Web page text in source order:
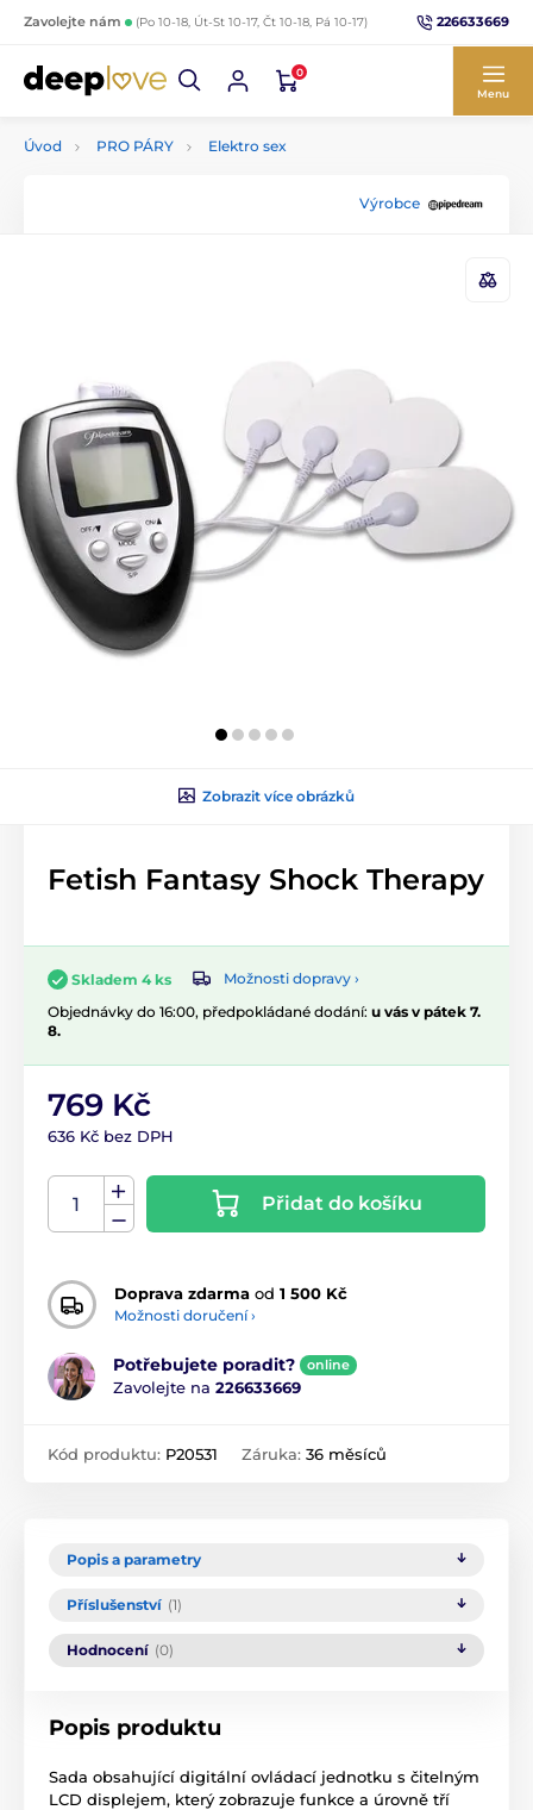
Zavolejte nám (Po 10-18, Út-St 10-17, Čt 10-18, Pá 10-17) 226633669
0
Menu
Úvod PRO PÁRY Elektro sex
Výrobce
Zobrazit více obrázků
Fetish Fantasy Shock Therapy
Skladem 4 ks
Možnosti dopravy ›
Objednávky do 16:00, předpokládané dodání: u vás v pátek 7.
8.
769 Kč
636 Kč bez DPH
Přidat do košíku
Doprava zdarma od 1 500 Kč
Možnosti doručení ›
Potřebujete poradit? online
Zavolejte na 226633669
Kód produktu: P20531 Záruka: 36 měsíců
Popis a parametry
Příslušenství (1)
Hodnocení (0)
Popis produktu
Sada obsahující digitální ovládací jednotku s čitelným
LCD displejem, který zobrazuje funkce a úrovně tří